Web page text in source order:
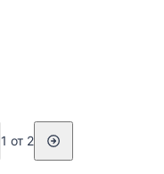
1 от 2